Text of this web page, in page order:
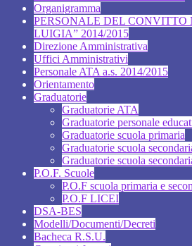
Organigramma
PERSONALE DEL
LUIGIA” 2014/2015
Direzione Amministrativa
Uffici Amministrativi
Personale ATA a.s. 2014/2015
Orientamento
Graduatorie
Graduatorie ATA
Graduatorie personale
Graduatorie scuola primaria
Graduatorie scuola
Graduatorie scuola
P.O.F. Scuole
P.O.F scuola primaria e
P.O.F LICEI
DSA-BES
Modelli/Documenti/Decreti
Bacheca R.S.U.